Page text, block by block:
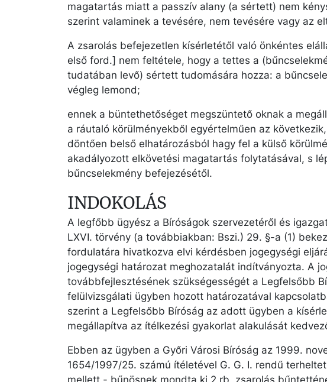
magatartás miatt a passzív alany (a sértett) nem
szerint valaminek a tevésére, nem tevésére vagy az
A zsarolás befejezetlen kísérletétől való önkéntes
első ford.] nem feltétele, hogy a tettes a
tudatában levő) sértett tudomására hozza: a
végleg lemond;
ennek a büntethetőséget megszüntető oknak a
a ráutaló körülményekből egyértelműen az
döntően belső elhatározásból hagy fel a külső
akadályozott elkövetési magatartás folytatásával, s
bűncselekmény befejezésétől.
INDOKOLÁS
A legfőbb ügyész a Bíróságok szervezetéről és
LXVI. törvény (a továbbiakban: Bszi.) 29. §-a (1)
fordulatára hivatkozva elvi kérdésben jogegységi
jogegységi határozat meghozatalát indítványozta. A
továbbfejlesztésének szükségességét a Legfelsőbb
felülvizsgálati ügyben hozott határozatával
szerint a Legfelsőbb Bíróság az adott ügyben a
megállapítva az ítélkezési gyakorlat alakulását
Ebben az ügyben a Győri Városi Bíróság az 1999.
1654/1997/25. számú ítéletével G. G. I. rendű
mellett - bűnösnek mondta ki 2 rb. zsarolás